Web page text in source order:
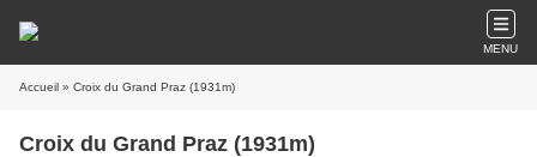
MENU
Accueil » Croix du Grand Praz (1931m)
Croix du Grand Praz (1931m)